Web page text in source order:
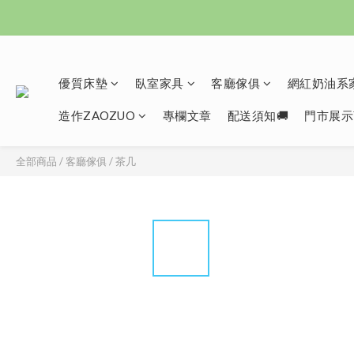
優質床墊 臥室家具 客廳傢俱 網紅奶油
造作ZAOZUO 專欄文章 配送須知🚚 門市展
全部商品 /客廳傢俱/茶几